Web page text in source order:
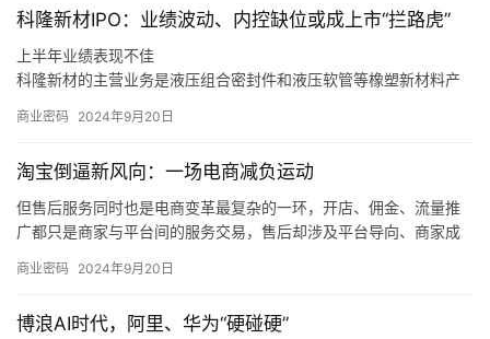
科隆新材IPO：业绩波动、内控缺位或成上市“拦路虎”
上半年业绩表现不佳
科隆新材的主营业务是液压组合密封件和液压软管等橡塑新材料产
产、销售和维修，同时也为风电、军工、高铁等行业客户提供定制
同时，如果未来煤炭主体能源地位被快速替代，下游客户新机装备
需求减少，科隆新材又未能拓展旧机维修业务，或是未能适应市场
变化、新技术和新产品未能顺应市场发展趋势，那么科隆新材就存
营业绩造成不利影响。
商业密码 2024年9月20日
淘宝倒逼新风向：一场电商减负运动
但售后服务同时也是电商变革最复杂的一环，开店、佣金、流量推
广都只是商家与平台间的服务交易，售后却涉及平台导向、商家成
接制约，是各方利益最难平衡的地方。
从推出「仅退款」的游戏规则制定者、大家长，逐渐过渡到生态系
商业密码 2024年9月20日
博浪AI时代，阿里、华为“硬碰硬”